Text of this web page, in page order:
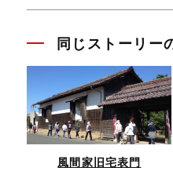
同じストーリー
風間家旧宅表門